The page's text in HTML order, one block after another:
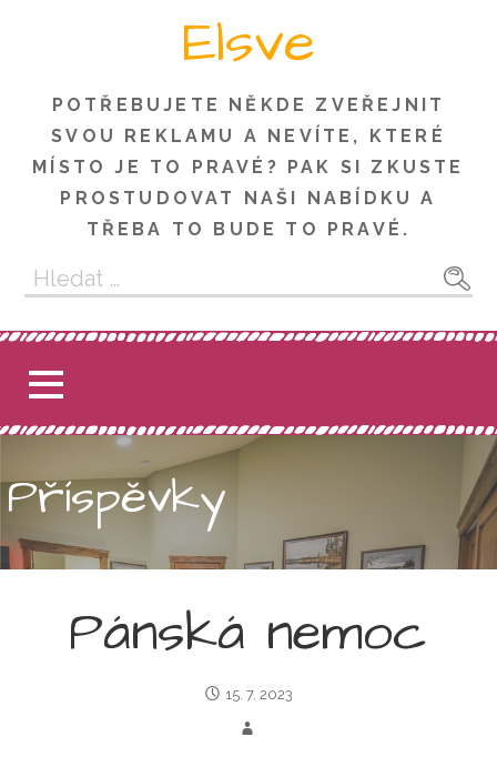
Elsve
POTŘEBUJETE NĚKDE ZVEŘEJNIT
SVOU REKLAMU A NEVÍTE, KTERÉ
MÍSTO JE TO PRAVÉ? PAK SI ZKUSTE
PROSTUDOVAT NAŠI NABÍDKU A
TŘEBA TO BUDE TO PRAVÉ.
Vyhledávání
Příspěvky
Pánská nemoc
15. 7. 2023